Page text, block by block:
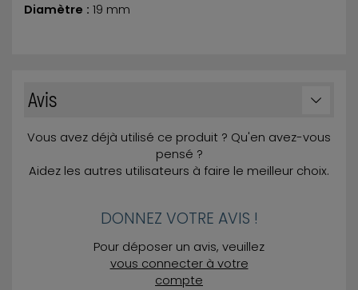
Diamètre : 19 mm
Avis
Vous avez déjà utilisé ce produit ? Qu'en avez-vous
pensé ?
Aidez les autres utilisateurs à faire le meilleur choix.
DONNEZ VOTRE AVIS !
Pour déposer un avis, veuillez
vous connecter à votre
compte